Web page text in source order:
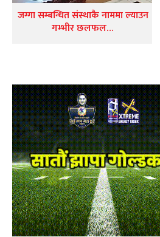
जग्गा सम्बन्धित संस्थाकै नाममा ल्याउन
गम्भीर छलफल…